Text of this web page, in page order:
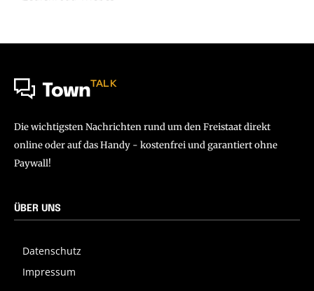
TownTALK
Die wichtigsten Nachrichten rund um den Freistaat direkt
online oder auf das Handy - kostenfrei und garantiert ohne
Paywall!
ÜBER UNS
Datenschutz
Impressum